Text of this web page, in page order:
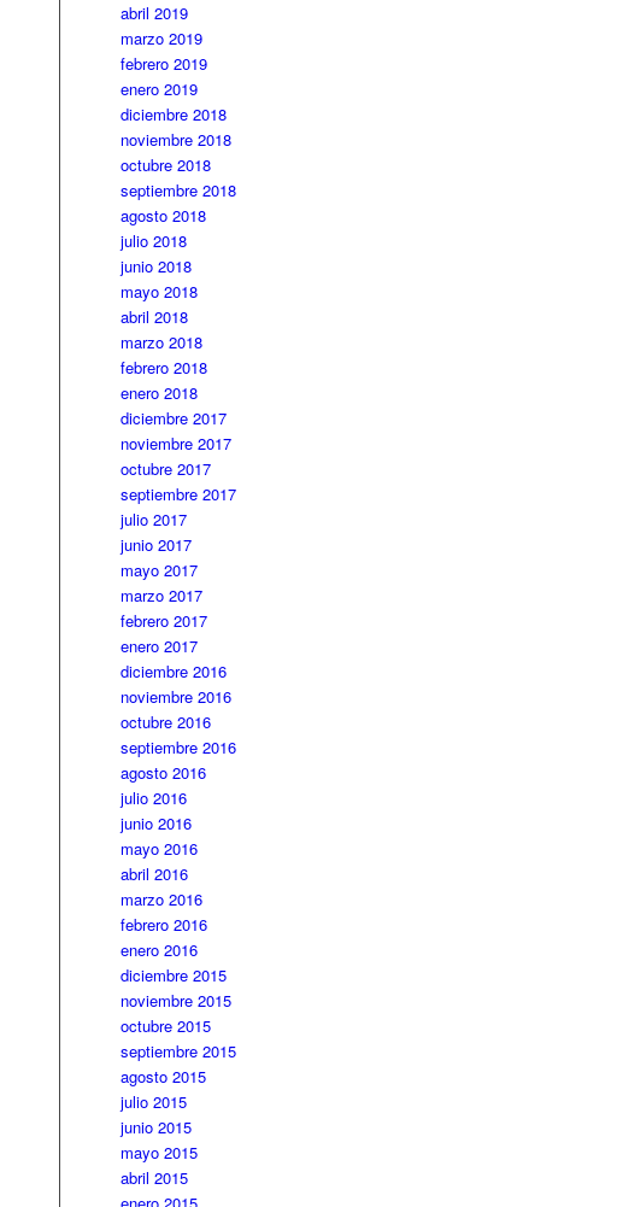
abril 2019
marzo 2019
febrero 2019
enero 2019
diciembre 2018
noviembre 2018
octubre 2018
septiembre 2018
agosto 2018
julio 2018
junio 2018
mayo 2018
abril 2018
marzo 2018
febrero 2018
enero 2018
diciembre 2017
noviembre 2017
octubre 2017
septiembre 2017
julio 2017
junio 2017
mayo 2017
marzo 2017
febrero 2017
enero 2017
diciembre 2016
noviembre 2016
octubre 2016
septiembre 2016
agosto 2016
julio 2016
junio 2016
mayo 2016
abril 2016
marzo 2016
febrero 2016
enero 2016
diciembre 2015
noviembre 2015
octubre 2015
septiembre 2015
agosto 2015
julio 2015
junio 2015
mayo 2015
abril 2015